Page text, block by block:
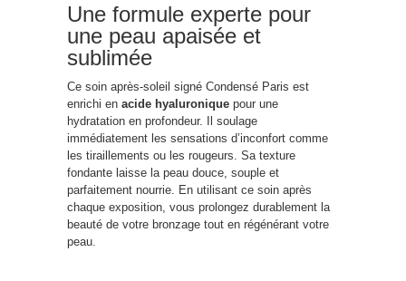
Une formule experte pour
une peau apaisée et
sublimée
Ce soin après-soleil signé Condensé Paris est
enrichi en acide hyaluronique pour une
hydratation en profondeur. Il soulage
immédiatement les sensations d’inconfort comme
les tiraillements ou les rougeurs. Sa texture
fondante laisse la peau douce, souple et
parfaitement nourrie. En utilisant ce soin après
chaque exposition, vous prolongez durablement la
beauté de votre bronzage tout en régénérant votre
peau.